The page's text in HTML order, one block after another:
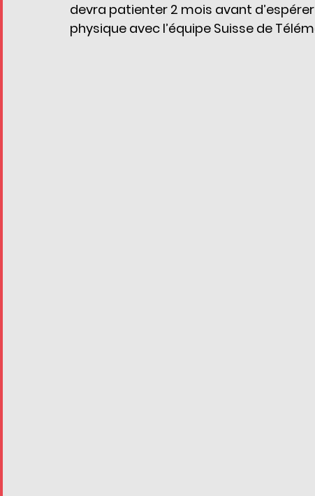
devra patienter 2 mois avant
physique avec l’équipe Suisse de